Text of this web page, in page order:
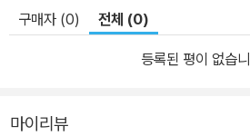
구매자 (0) 전체 (0)
등록된 평이 없습
마이리뷰